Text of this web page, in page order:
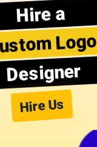
Hire a
Logo
Designer
Hire Us